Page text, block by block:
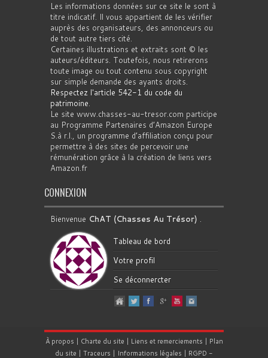
Les informations données sur ce site le sont à
titre indicatif. Il vous appartient de les vérifier
auprès des organisateurs, des annonceurs ou
de tout autre tiers cité.
Certaines illustrations et extraits sont © les
auteurs/éditeurs. Toutefois, nous retirerons
toute image ou tout contenu sous copyright
sur simple demande des ayants droits.
Respectez l'article 542-1 du code du
patrimoine.
Le site www.chasses-au-tresor.com participe
au Programme Partenaires d’Amazon Europe
S.à r.l., un programme d’affiliation conçu pour
permettre à des sites de percevoir une
rémunération grâce à la création de liens vers
Amazon.fr
CONNEXION
Bienvenue ChAT (Chasses Au Trésor) .
Tableau de bord
Votre profil
Se déconnercter
À propos | Charte du site | Liens et remerciements | Plan
du site | Traceurs | Informations légales | RGPD -